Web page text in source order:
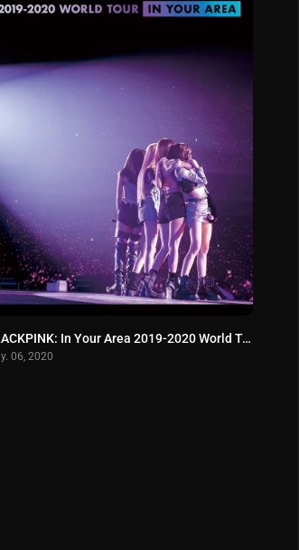
BLACKPINK: In Your Area 2019-2020 World Tour -Tokyo Dome-
06, 2020